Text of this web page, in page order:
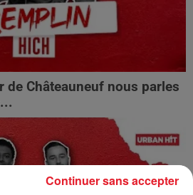
de Châteauneuf nous parles
Continuer sans accepter